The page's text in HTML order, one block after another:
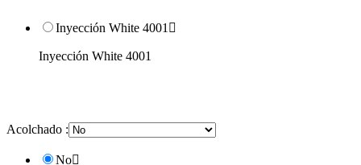
Inyección White 4001 
Inyección White 4001
Acolchado :
No